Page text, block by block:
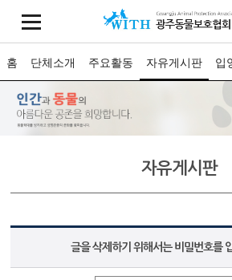
홈 단체소개 주요활동 자유게시판 입
자유게시판
글을 삭제하기 위해서는 비밀번호를